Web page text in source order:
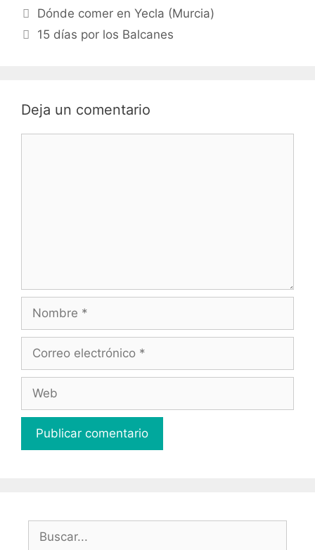
Dónde comer en Yecla (Murcia)
15 días por los Balcanes
Deja un comentario
Nombre
Correo
Web
Buscar: